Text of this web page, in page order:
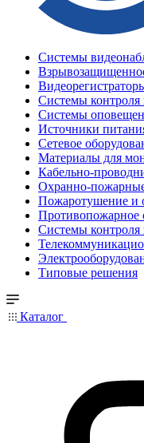
Системы
Системы контроля
Системы
Источники
Сетевое
Материалы для
Кабельно-
Охранно-
Пожаротушение и
Противопожарное
Системы контроля
Типовые решения
Каталог